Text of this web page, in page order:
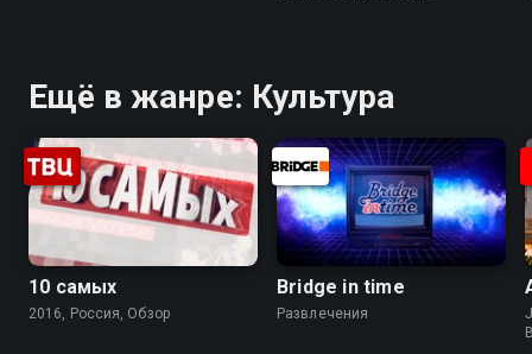
Ещё в жанре: Культура
10 самых
2016, Россия, Обзор
Bridge in time
Развлечения